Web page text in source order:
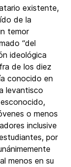
existente,
de la
temor
“del
ideológica
de los diez
conocido en
levantisco
o menos
inclusive
por
menos en su